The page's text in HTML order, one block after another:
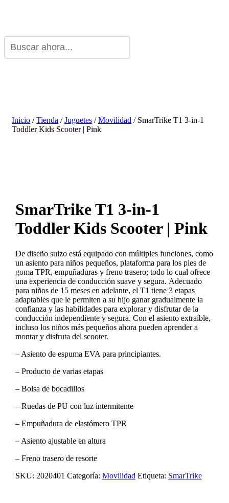
Inicio /Tienda /Juguetes /Movilidad / SmarTrike T1 3-in-1
Toddler Kids Scooter | Pink
SmarTrike T1 3-in-1
Toddler Kids Scooter | Pink
De diseño suizo está equipado con múltiples funciones, como
un asiento para niños pequeños, plataforma para los pies de
goma TPR, empuñaduras y freno trasero; todo lo cual ofrece
una experiencia de conducción suave y segura. ​Adecuado
para niños de 15 meses en adelante, el T1 tiene 3 etapas
adaptables que le permiten a su hijo ganar gradualmente la
confianza y las habilidades para explorar y disfrutar de la
conducción independiente y segura.​ Con el asiento extraíble,
incluso los niños más pequeños ahora pueden aprender a
montar y disfruta del scooter. ​
– Asiento de espuma EVA para principiantes.
– Producto de varias etapas
– Bolsa de bocadillos
– Ruedas de PU con luz intermitente
– Empuñadura de elastómero TPR
– Asiento ajustable en altura
– Freno trasero de resorte
SKU: 2020401 Categoría: Movilidad Etiqueta: SmarTrike